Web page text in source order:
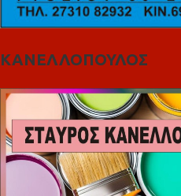
ΚΑΝΕΛΛΟΠΟΥΛΟΣ